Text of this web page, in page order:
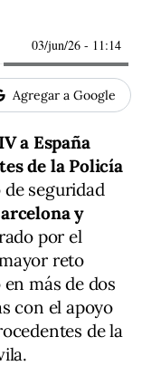
03/jun/26 - 11:14
Agregar a Google
a España
de la Policía
seguridad
y
por el
reto
más de dos
con el apoyo
de la